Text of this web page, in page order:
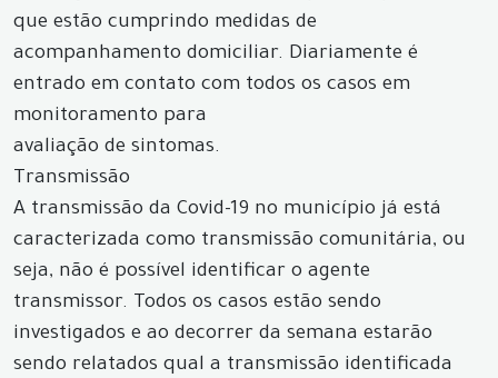
que estão cumprindo medidas de
acompanhamento domiciliar. Diariamente é
entrado em contato com todos os casos em
monitoramento para
avaliação de sintomas.
Transmissão
A transmissão da Covid-19 no município já está
caracterizada como transmissão comunitária, ou
seja, não é possível identificar o agente
transmissor. Todos os casos estão sendo
investigados e ao decorrer da semana estarão
sendo relatados qual a transmissão identificada